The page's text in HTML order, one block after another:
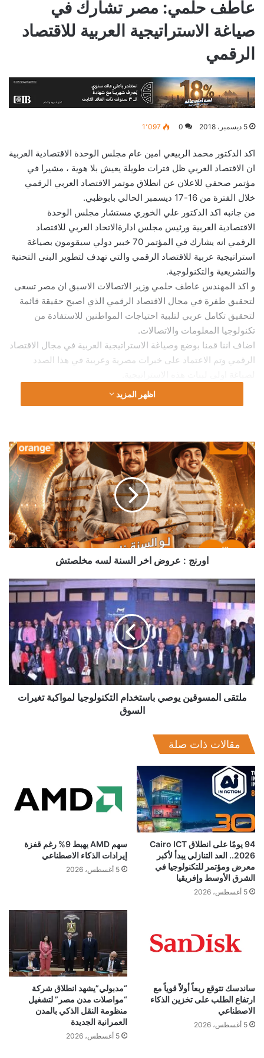
عاطف حلمي: مصر تشارك في
صياغة الاستراتيجية العربية للاقتصاد
الرقمي
5 ديسمبر، 2018 0 1٬097
اكد الدكتور محمد الربيعي امين عام مجلس الوحدة الاقتصادية العربية
ان الاقتصاد العربي ظل فترات طويلة يعيش بلا هوية ، مشيرا في
مؤتمر صحفي للاعلان عن انطلاق موتمر الاقتصاد العربي الرقمي
خلال الفترة من 16-17 ديسمبر الحالي بابوظبي.
من جانبه اكد الدكتور علي الخوري مستشار مجلس الوحدة
الاقتصادية العربية ورئيس مجلس ادارةالاتحاد العربي للاقتصاد
الرقمي انه يشارك في المؤتمر 70 خبير دولي سيقومون بصياغة
استراتيجية عربية للاقتصاد الرقمي والتي تهدف لتطوير البنى التحتية
والتشريعية والتكنولوجية.
و اكد المهندس عاطف حلمي وزير الاتصالات الاسبق ان مصر تسعى
لتحقبق طفرة في مجال الاقتصاد الرقمي الذي اصبح حقيقة قائمة
لتحقيق تكامل عربي لتلبية احتياجات المواطنين للاستفادة من
تكنولوجيا المعلومات والاتصالات.
اضاف اننا قمنا بوضع وصياغة الاستراتيجية العربية في مجال الاقتصاد
الرقمي وتم الاعتماد على خبرات مصرية وعربية في هذا الصدد
اظهر المزيد
اورنج
:
عروض
اخر
السنة
لسه
مخلصتش
اورنج : عروض اخر السنة لسه مخلصتش
ملتقى
المسوقين
يوصي
باستخدام
التكنولوجيا
لمواكبة
تغيرات
السوق
ملتقى المسوقين يوصي باستخدام التكنولوجيا لمواكبة تغيرات
السوق
مقالات ذات صلة
94 يومًا على انطلاق Cairo ICT
2026.. العد التنازلي يبدأ لأكبر
معرض ومؤتمر للتكنولوجيا في
الشرق الأوسط وإفريقيا
5 أغسطس، 2026
سهم AMD يهبط 9% رغم قفزة
إيرادات الذكاء الاصطناعي
5 أغسطس، 2026
ساندسك تتوقع ربعاً أولاً قوياً مع
ارتفاع الطلب على تخزين الذكاء
الاصطناعي
5 أغسطس، 2026
“مدبولي”يشهد انطلاق شركة
“مواصلات مدن مصر” لتشغيل
منظومة النقل الذكي بالمدن
العمرانية الجديدة
5 أغسطس، 2026